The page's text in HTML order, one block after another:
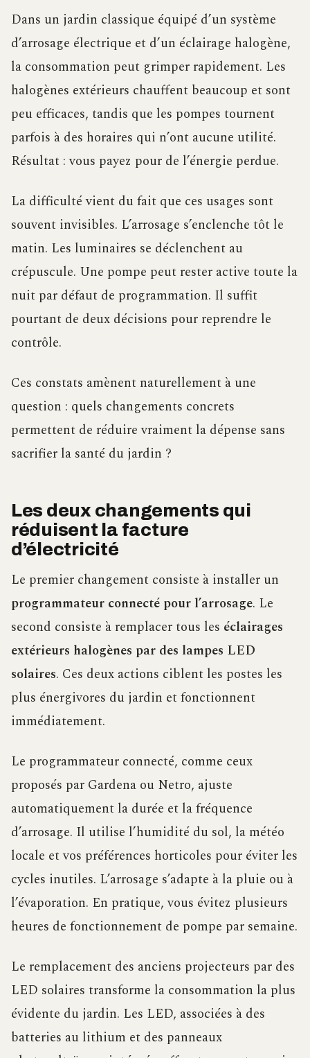
Dans un jardin classique équipé d’un système
d’arrosage électrique et d’un éclairage halogène,
la consommation peut grimper rapidement. Les
halogènes extérieurs chauffent beaucoup et sont
peu efficaces, tandis que les pompes tournent
parfois à des horaires qui n’ont aucune utilité.
Résultat : vous payez pour de l’énergie perdue.
La difficulté vient du fait que ces usages sont
souvent invisibles. L’arrosage s’enclenche tôt le
matin. Les luminaires se déclenchent au
crépuscule. Une pompe peut rester active toute la
nuit par défaut de programmation. Il suffit
pourtant de deux décisions pour reprendre le
contrôle.
Ces constats amènent naturellement à une
question : quels changements concrets
permettent de réduire vraiment la dépense sans
sacrifier la santé du jardin ?
Les deux changements qui
réduisent la facture
d’électricité
Le premier changement consiste à installer un
programmateur connecté pour l’arrosage. Le
second consiste à remplacer tous les éclairages
extérieurs halogènes par des lampes LED
solaires. Ces deux actions ciblent les postes les
plus énergivores du jardin et fonctionnent
immédiatement.
Le programmateur connecté, comme ceux
proposés par Gardena ou Netro, ajuste
automatiquement la durée et la fréquence
d’arrosage. Il utilise l’humidité du sol, la météo
locale et vos préférences horticoles pour éviter les
cycles inutiles. L’arrosage s’adapte à la pluie ou à
l’évaporation. En pratique, vous évitez plusieurs
heures de fonctionnement de pompe par semaine.
Le remplacement des anciens projecteurs par des
LED solaires transforme la consommation la plus
évidente du jardin. Les LED, associées à des
batteries au lithium et des panneaux